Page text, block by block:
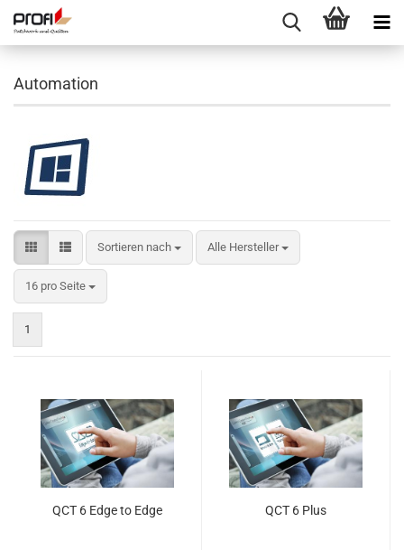
Automation
Sortieren nach
Sortieren nach Alle Hersteller
16 pro Seite
pro Seite
1
QCT 6 Edge to Edge QCT 6 Plus